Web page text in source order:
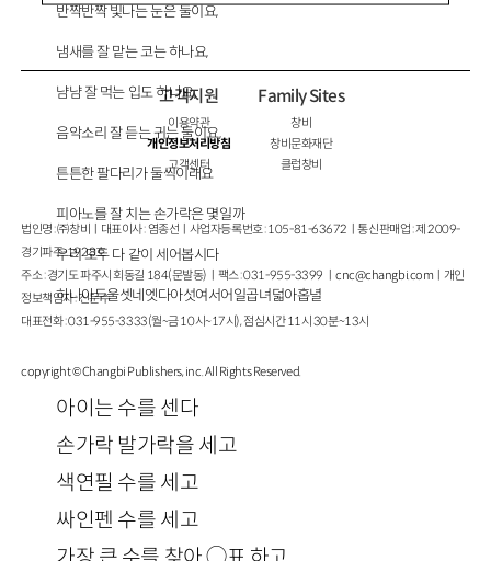
반짝반짝 빛나는 눈은 둘이요,
냄새를 잘 맡는 코는 하나요,
냠냠 잘 먹는 입도 하나요,
음악소리 잘 듣는 귀는 둘이요,
튼튼한 팔다리가 둘씩이래요
피아노를 잘 치는 손가락은 몇일까
우리 모두 다 같이 세어봅시다
하나아두울셋네엣다아섯여서어일곱녀덟아홉녈
아이는 수를 센다
손가락 발가락을 세고
색연필 수를 세고
싸인펜 수를 세고
고객지원
이용약관
개인정보처리방침
고객센터
Family Sites
창비
창비문화재단
클럽창비
법인명 : ㈜창비ㅣ대표이사 : 염종선ㅣ사업자등록번호 : 105-81-63672ㅣ통신판매업 : 제 2009-
경기파주-1928호
주소 : 경기도 파주시 회동길 184(문발동)ㅣ팩스 : 031-955-3399 ㅣcnc@changbi.com ㅣ개인
정보책임자 : 신문수
대표전화 : 031-955-3333(월~금 10시~17시), 점심시간 11시 30분~13시
copyright © Changbi Publishers, inc. All Rights Reserved.